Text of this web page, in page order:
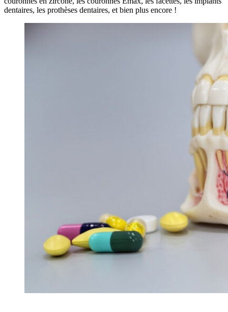
dentaires, les prothèses dentaires, et bien plus encore !